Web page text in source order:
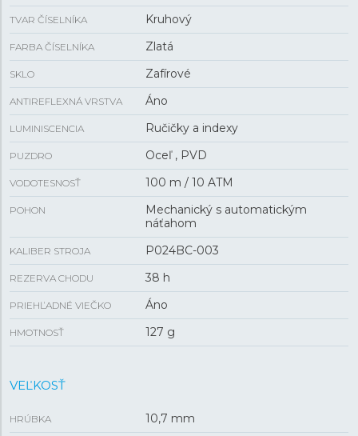
TVAR ČÍSELNÍKA Kruhový
FARBA ČÍSELNÍKA Zlatá
SKLO Zafírové
ANTIREFLEXNÁ VRSTVA Áno
LUMINISCENCIA Ručičky a indexy
PUZDRO Oceľ , PVD
VODOTESNOSŤ 100 m / 10 ATM
POHON
Mechanický s automatickým
náťahom
KALIBER STROJA P024BC-003
REZERVA CHODU 38 h
PRIEHĽADNÉ VIEČKO Áno
HMOTNOSŤ 127 g
VEĽKOSŤ
HRÚBKA 10,7 mm